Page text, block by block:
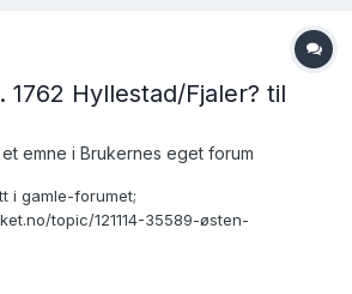
Hyllestad/Fjaler? til
emne i Brukernes eget forum
i gamle-forumet;
topic/121114-35589-østen-
utsnitt frå Bygdebok for Solund,